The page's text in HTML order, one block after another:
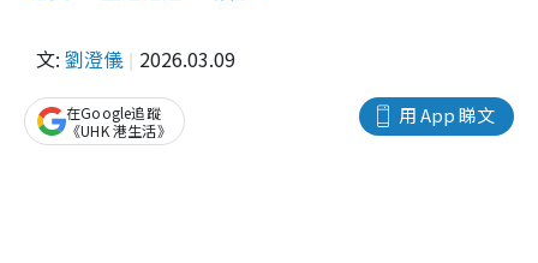
文: 劉澄儀 2026.03.09
用 App 睇文
在Google追蹤
《UHK 港生活》